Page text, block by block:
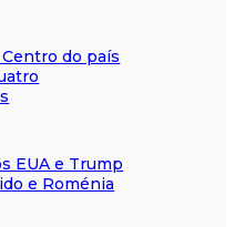
do país
EUA e Trump
e Roménia